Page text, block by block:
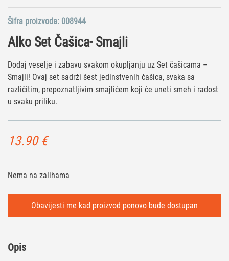
Alko Set Čašica- Smajli
Dodaj veselje i zabavu svakom okupljanju uz Set čašicama –
Smajli! Ovaj set sadrži šest jedinstvenih čašica, svaka sa
različitim, prepoznatljivim smajlićem koji će uneti smeh i radost
u svaku priliku.
13.90 €
Nema na zalihama
Šifra proizvoda: 008944
Opis